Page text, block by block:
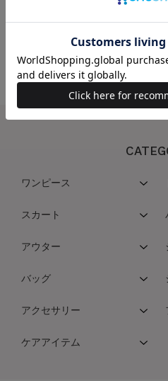
初めてご利用のお客様は、こちらから
うになります。
ワンピース
スカート
アウター
バッグ
アクセサリー
ケアアイテム